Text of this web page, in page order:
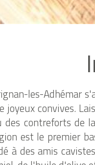
les-Adhémar
joyeux convives.
des contreforts de
est le premier
à des amis